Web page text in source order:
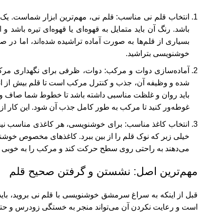
انتخاب قلم نی مناسب: قلم نی، مهم‌ترین ابزار شماست.
باشد. رنگ آن باید متمایل به قهوه‌ای یا قهوه‌ای تیره
بسیاری از قلم‌ها به صورت آماده تراشیده شده‌اند، اما
خوشنویسی بتراشید.
آماده‌سازی دوات و مرکب: دوات، ظرفی برای نگهداری
شده و وظیفه آن، جذب و کنترل مرکب است تا قلم بیش از
باید روان و غلظت مناسبی داشته باشد تا خطوط شما صاف
غوطه‌ور کنید تا مرکب به طور کامل جذب آن شود. این
انتخاب کاغذ مناسب: برای خوشنویسی، هر کاغذی
خیلی زبر که نوک قلم را از بین ببرد. کاغذهای مخصوص
می‌دهند به راحتی روی سطح حرکت کند و مرکب را به
مهم‌ترین اصل: نشستن و گرفتن صحیح قلم
قبل از اینکه به سراغ سرمشق خوشنویسی با قلم نی بروید،
است و رعایت نکردن آن می‌تواند منجر به خستگی زودرس و